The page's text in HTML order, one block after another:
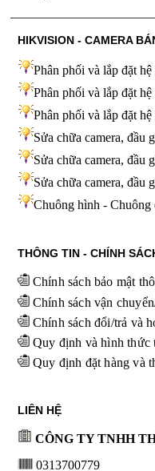
HIKVISION - CAMERA
Phân phối và lắp đặt
Phân phối và lắp đặt
Phân phối và lắp đặt
Sửa chữa camera, đầu
Sửa chữa camera, đầu
Sửa chữa camera, đầu
Chuông hình -
THÔNG TIN - CHÍNH
Chính sách bảo mật
Chính sách vận
Chính sách đổi/trả và
Quy định và hình thức
Quy định đặt hàng và
LIÊN HỆ
CÔNG TY TNHH
0313700779